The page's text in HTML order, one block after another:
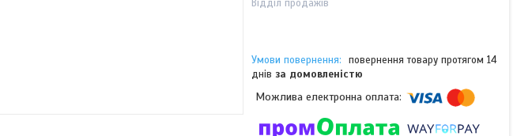
Відділ продажів
повернення товару протягом 14
днів за домовленістю